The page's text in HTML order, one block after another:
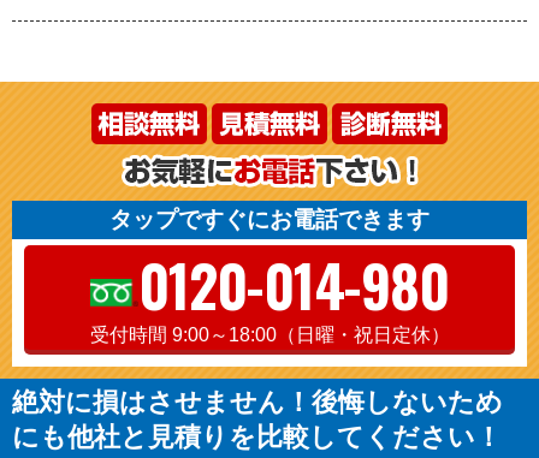
タップですぐにお電話できます
0120-014-980
受付時間 9:00～18:00（日曜・祝日定休）
絶対に損はさせません！後悔しないため
にも他社と見積りを比較してください！